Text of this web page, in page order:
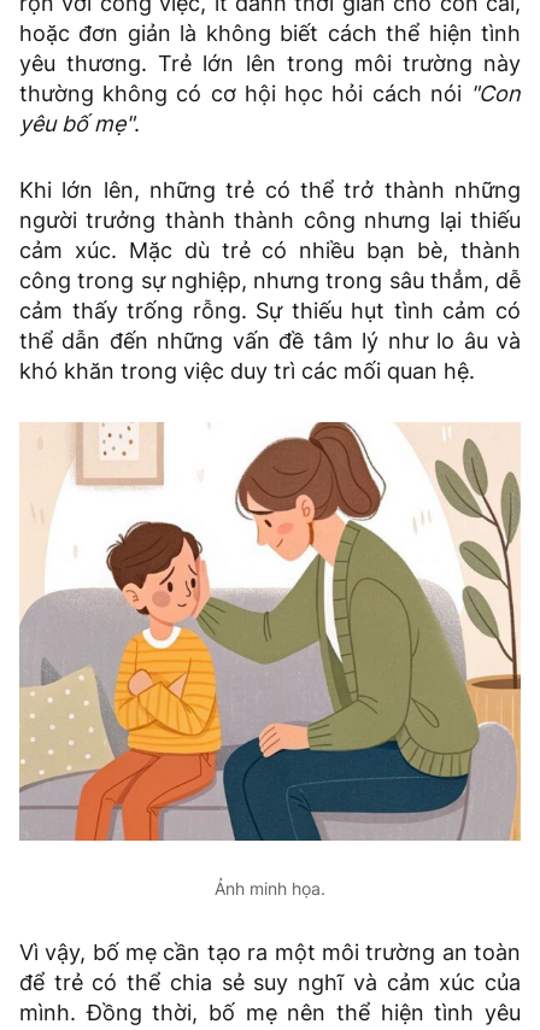
hoặc đơn giản là không biết cách thể hiện tình
yêu thương. Trẻ lớn lên trong môi trường này
thường không có cơ hội học hỏi cách nói "Con
yêu bố mẹ".
Khi lớn lên, những trẻ có thể trở thành những
người trưởng thành thành công nhưng lại thiếu
cảm xúc. Mặc dù trẻ có nhiều bạn bè, thành
công trong sự nghiệp, nhưng trong sâu thẳm, dễ
cảm thấy trống rỗng. Sự thiếu hụt tình cảm có
thể dẫn đến những vấn đề tâm lý như lo âu và
khó khăn trong việc duy trì các mối quan hệ.
Ảnh minh họa.
Vì vậy, bố mẹ cần tạo ra một môi trường an toàn
để trẻ có thể chia sẻ suy nghĩ và cảm xúc của
mình. Đồng thời, bố mẹ nên thể hiện tình yêu